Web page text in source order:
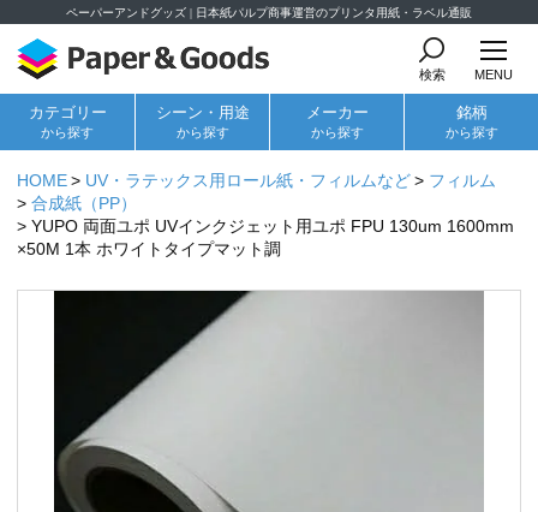
ペーパーアンドグッズ | 日本紙パルプ商事運営のプリンタ用紙・ラベル通販
検索 MENU
カテゴリー
から探す
シーン・用途
から探す
メーカー
から探す
銘柄
から探す
HOME UV・ラテックス用ロール紙・フィルムなど
フィルム
合成紙（PP）
YUPO 両面ユポ UVインクジェット用ユポ FPU 130um 1600mm
×50M 1本 ホワイトタイプマット調